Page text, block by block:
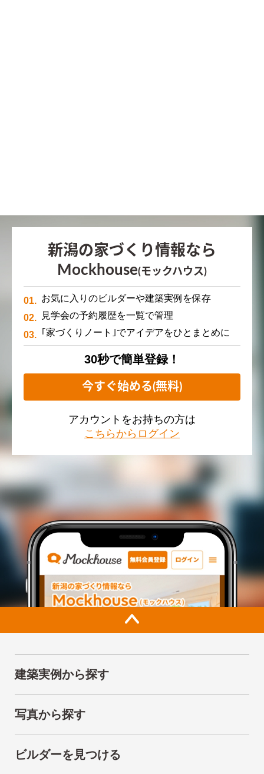
新潟の家づくり情報なら
Mockhouse(モックハウス)
お気に入りのビルダーや建築実例を保存
見学会の予約履歴を一覧で管理
｢家づくりノート｣でアイデアをひとまとめに
30秒で簡単登録！
今すぐ始める(無料)
アカウントをお持ちの方は
こちらからログイン
建築実例から探す
写真から探す
ビルダーを見つける